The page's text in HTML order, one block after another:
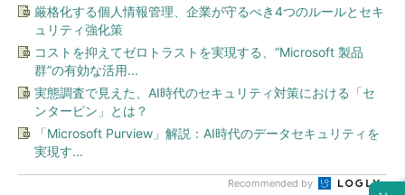
厳格化する個人情報管理、企業が守るべき4つのルールとセキ
ュリティ強化策
コストを抑えてゼロトラストを実現する、“Microsoft 製品
群”の有効な活用...
実態調査で見えた、AI時代のセキュリティ対策における「セ
ンターピン」とは？
「Microsoft Purview」解説：AI時代のデータセキュリティを
実現す...
Recommended by